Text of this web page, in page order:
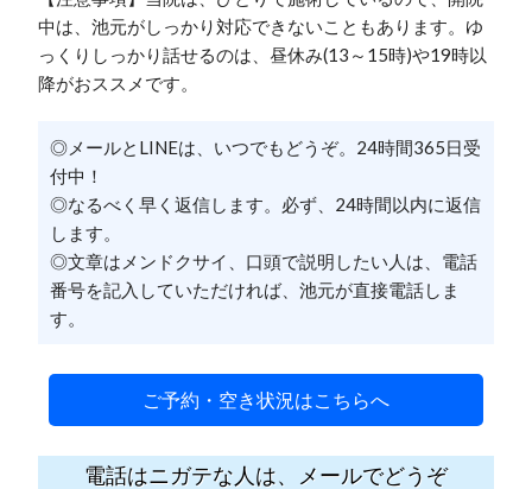
中は、池元がしっかり対応できないこともあります。ゆ
っくりしっかり話せるのは、昼休み(13～15時)や19時以
降がおススメです。
◎メールとLINEは、いつでもどうぞ。24時間365日受
付中！
◎なるべく早く返信します。必ず、24時間以内に返信
します。
◎文章はメンドクサイ、口頭で説明したい人は、電話
番号を記入していただければ、池元が直接電話しま
す。
ご予約・空き状況はこちらへ
電話はニガテな人は、メールでどうぞ